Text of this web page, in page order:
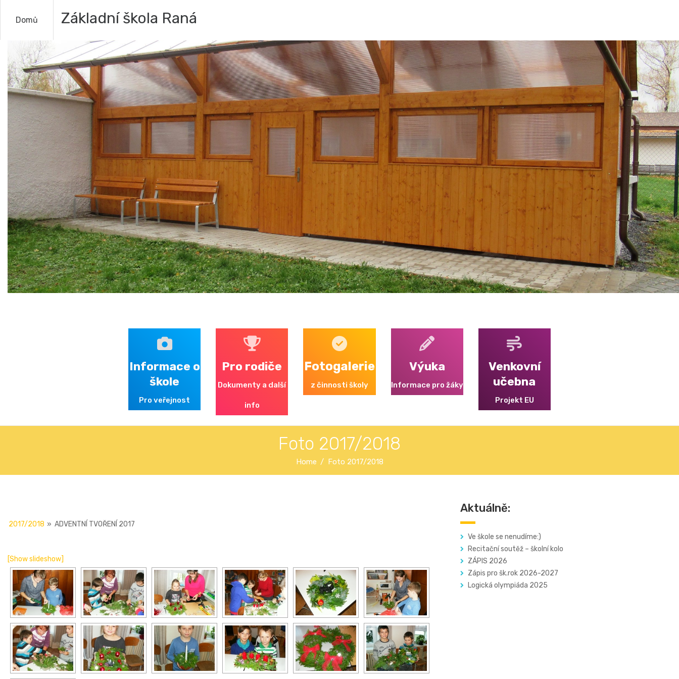
Domů Základní škola Raná
Informace o
škole
Pro veřejnost
Pro rodiče
Dokumenty a další
info
Fotogalerie
z činnosti školy
Výuka
Informace pro žáky
Venkovní
učebna
Projekt EU
Foto 2017/2018
Home Foto 2017/2018
2017/2018 » ADVENTNÍ TVOŘENÍ 2017
[Show slideshow]
Aktuálně:
Ve škole se nenudíme:)
Recitační soutěž – školní kolo
ZÁPIS 2026
Zápis pro šk.rok 2026-2027
Logická olympiáda 2025